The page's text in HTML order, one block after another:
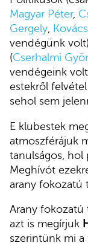
Magyar Péter,
Gergely,
vendégünk
(Cserhalmi
vendégeink
estekről
sehol sem
E klubestek
atmoszférájuk
tanulságos, hol
Meghívót
arany fokozatú
Arany fokozatú
azt is megírjuk
szerintünk mi